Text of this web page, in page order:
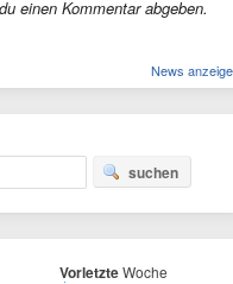
einen Kommentar abgeben.
News
suchen
VorletzteWoche